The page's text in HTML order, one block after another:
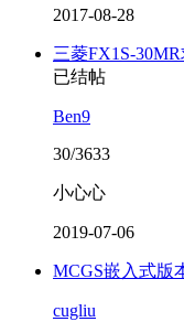
2017-08-28
三菱FX1S-
已结帖
Ben9
30/3633
小心心
2019-07-06
MCGS嵌入式版
cugliu